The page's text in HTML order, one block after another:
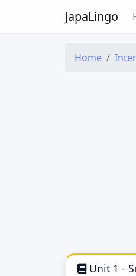
JapaLingo
Home
Unit 1 -